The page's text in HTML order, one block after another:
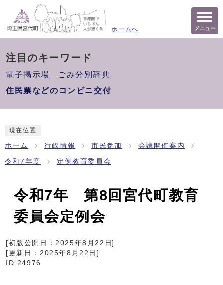
ホームへ メニュー
注目のキーワード
電子掲示場
ごみ分別辞典
住民票などのコンビニ交付
現在位置
ホーム 行政情報 市民参加 会議開催案内
令和7年度 定例教育委員会
令和7年 第8回宮代町教育
委員会定例会
[初版公開日：2025年8月22日]
[更新日： 2025年8月22日 ]
ID:24976